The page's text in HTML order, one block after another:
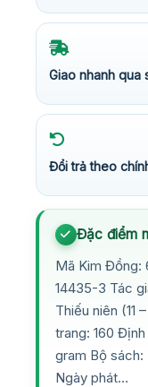
Giao nhanh qua
Đổi trả theo
Đặc điểm
Mã Kim Đồng:
14435-3 Tác
Thiếu niên (11
trang: 160
gram Bộ sách:
Ngày phát…